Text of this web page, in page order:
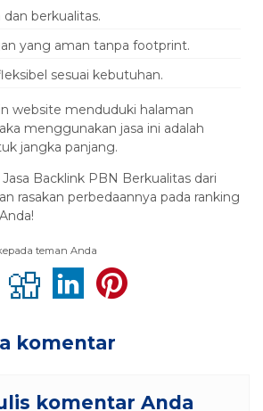
berkualitas.
yang aman tanpa footprint.
sesuai kebutuhan.
website menduduki halaman
menggunakan jasa ini adalah
jangka panjang.
Backlink PBN Berkualitas dari
rasakan perbedaannya pada ranking
teman Anda
komentar
komentar Anda